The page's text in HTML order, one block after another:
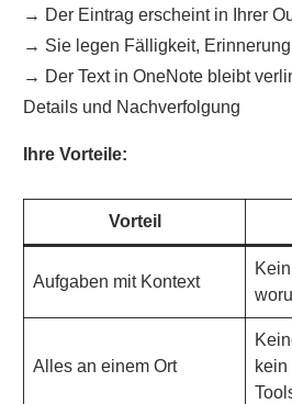
→ Der Eintrag erscheint in Ihrer
→ Sie legen Fälligkeit,
→ Der Text in OneNote bleibt
Details und Nachverfolgung
Ihre Vorteile:
Vorteil
Aufgaben mit Kontext
Alles an einem Ort